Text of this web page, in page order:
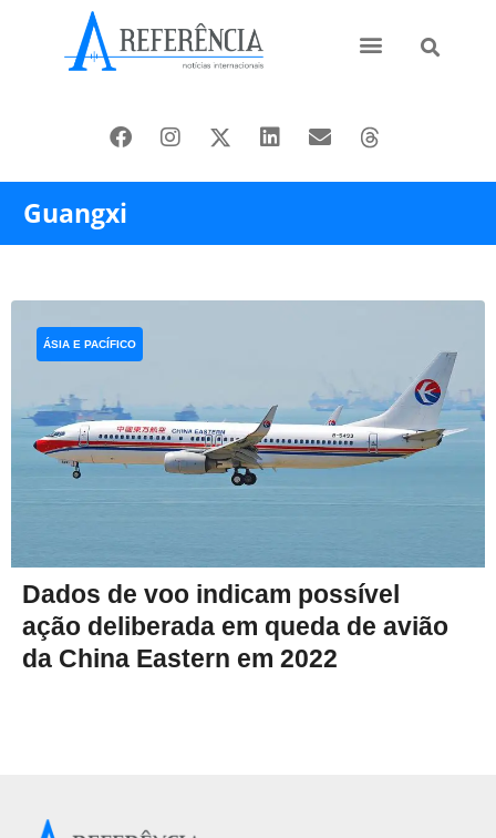
Guangxi
Dados de voo indicam possível
ação deliberada em queda de avião
da China Eastern em 2022
ÁSIA E PACÍFICO